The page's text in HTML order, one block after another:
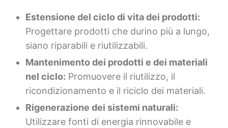
Estensione del ciclo di vita dei prodotti:
Progettare prodotti che durino più a lungo,
siano riparabili e riutilizzabili.
Mantenimento dei prodotti e dei materiali
nel ciclo: Promuovere il riutilizzo, il
ricondizionamento e il riciclo dei materiali.
Rigenerazione dei sistemi naturali:
Utilizzare fonti di energia rinnovabile e